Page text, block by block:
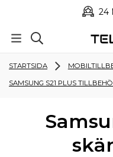
24
STARTSIDA
SAMSUNG S21 PLUS